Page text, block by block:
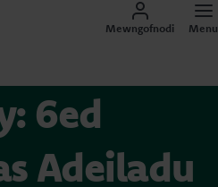
Mewngofnodi Menu
6ed
Adeiladu